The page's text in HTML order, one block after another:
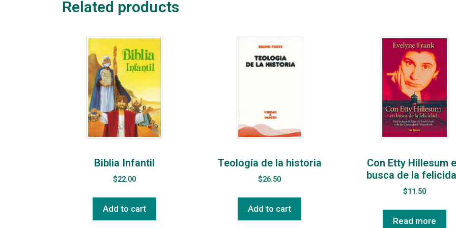
Related products
Biblia Infantil
$22.00
Add to cart
Teología de la historia
$26.50
Add to cart
Con Etty Hillesum
busca de la
$11.50
Read more